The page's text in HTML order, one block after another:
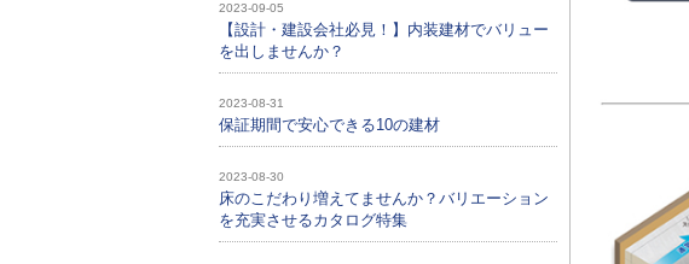
2023-09-05
【設計・建設会社必見！】内装建材でバリュー
を出しませんか？
2023-08-31
保証期間で安心できる10の建材
2023-08-30
床のこだわり増えてませんか？バリエーション
を充実させるカタログ特集